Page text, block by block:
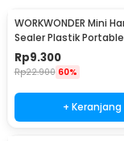
WORKWONDER Mini
Sealer Plastik
AA - LX2000A
Rp9.300
Rp22.900 60%
+ Keranjang